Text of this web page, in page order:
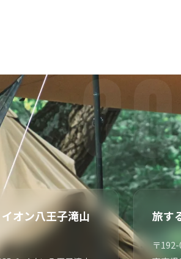
オン八王子滝山 旅す
〒